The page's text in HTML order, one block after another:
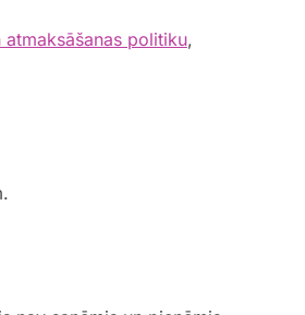
atmaksāšanas politiku,